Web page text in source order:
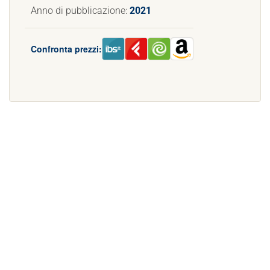
Anno di pubblicazione: 2021
Confronta prezzi: